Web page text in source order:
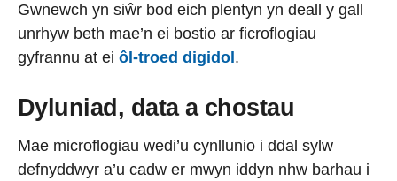
Gwnewch yn siŵr bod eich plentyn yn deall y gall
unrhyw beth mae’n ei bostio ar ficroflogiau
gyfrannu at ei ôl-troed digidol .
Dyluniad, data a chostau
Mae microflogiau wedi’u cynllunio i ddal sylw
defnyddwyr a’u cadw er mwyn iddyn nhw barhau i